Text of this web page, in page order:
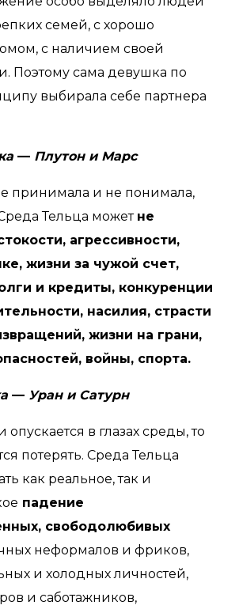
семей, с хорошо
с наличием своей
Поэтому сама девушка по
выбирала себе партнера
— Плутон и Марс
принимала и не понимала,
Тельца может не
агрессивности,
жизни за чужой счет,
и кредиты, конкуренции
насилия, страсти
жизни на грани,
войны, спорта.
— Уран и Сатурн
опускается в глазах среды, то
потерять. Среда Тельца
как реальное, так и
падение
свободолюбивых
неформалов и фриков,
и холодных личностей,
и саботажников,